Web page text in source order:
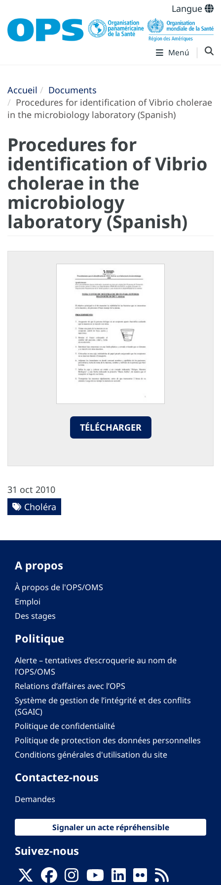
Langue
Menú
Accueil
Documents
Procedures for identification of Vibrio cholerae
in the microbiology laboratory (Spanish)
Procedures for
identification of Vibrio
cholerae in the
microbiology
laboratory (Spanish)
TÉLÉCHARGER
31 oct 2010
Choléra
A propos
À propos de l'OPS/OMS
Emploi
Des stages
Politique
Alerte – tentatives d’escroquerie au nom de
l’OPS/OMS
Relations d’affaires avec l’OPS
Système de gestion de l’intégrité et des conflits
(SGAIC)
Politique de confidentialité
Politique de protection des données personnelles
Conditions générales d'utilisation du site
Contactez-nous
Demandes
Signaler un acte répréhensible
Suivez-nous